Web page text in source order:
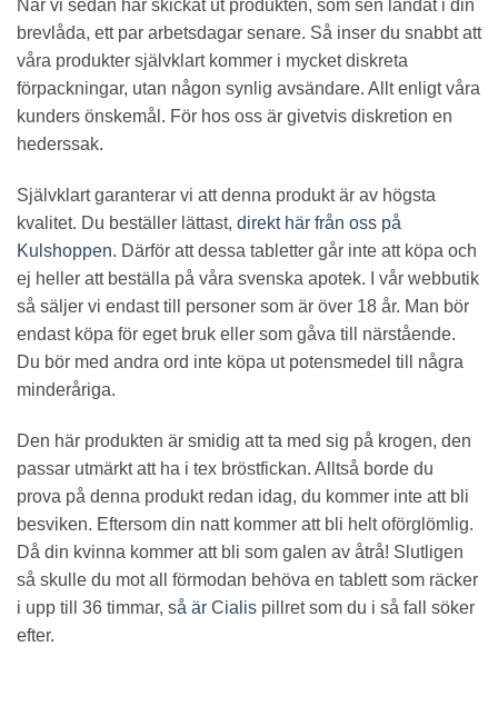
När vi sedan har skickat ut produkten, som sen landat i din
brevlåda, ett par arbetsdagar senare. Så inser du snabbt att
våra produkter självklart kommer i mycket diskreta
förpackningar, utan någon synlig avsändare. Allt enligt våra
kunders önskemål. För hos oss är givetvis diskretion en
hederssak.
Självklart garanterar vi att denna produkt är av högsta
kvalitet. Du beställer lättast, direkt här från oss på
Kulshoppen. Därför att dessa tabletter går inte att köpa och
ej heller att beställa på våra svenska apotek. I vår webbutik
så säljer vi endast till personer som är över 18 år. Man bör
endast köpa för eget bruk eller som gåva till närstående.
Du bör med andra ord inte köpa ut potensmedel till några
minderåriga.
Den här produkten är smidig att ta med sig på krogen, den
passar utmärkt att ha i tex bröstfickan. Alltså borde du
prova på denna produkt redan idag, du kommer inte att bli
besviken. Eftersom din natt kommer att bli helt oförglömlig.
Då din kvinna kommer att bli som galen av åtrå! Slutligen
så skulle du mot all förmodan behöva en tablett som räcker
i upp till 36 timmar, så är Cialis pillret som du i så fall söker
efter.